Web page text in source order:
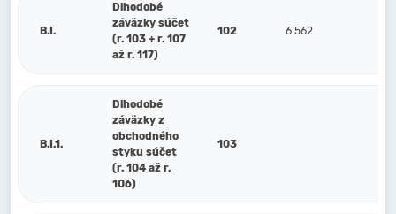
B.I.
Dlhodobé
záväzky súčet
(r. 103 + r. 107
až r. 117)
102 6 562
B.I.1.
Dlhodobé
záväzky z
obchodného
styku súčet
(r. 104 až r.
106)
103